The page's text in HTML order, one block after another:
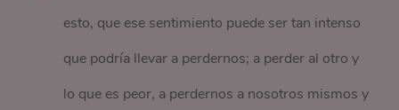
esto, que ese sentimiento puede ser tan intenso
que podría llevar a perdernos; a perder al otro y
lo que es peor, a perdernos a nosotros mismos y